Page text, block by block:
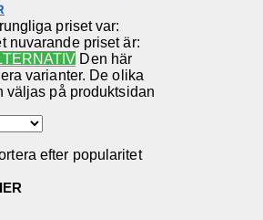
priset var:
nuvarande priset är:
Den här
varianter. De olika
väljas på produktsidan
efter popularitet